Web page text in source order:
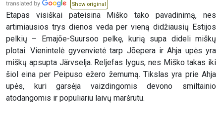
Show original
Etapas visiškai pateisina Miško tako pavadinimą, nes
artimiausios trys dienos veda per vieną didžiausių Estijos
pelkių – Emajõe-Suursoo pelkę, kurią supa dideli miškų
plotai. Vienintelė gyvenvietė tarp Jõepera ir Ahja upės yra
miškų apsupta Järvselja. Reljefas lygus, nes Miško takas iki
šiol eina per Peipuso ežero žemumą. Tikslas yra prie Ahja
upės, kuri garsėja vaizdingomis devono smiltainio
atodangomis ir populiariu laivų maršrutu.